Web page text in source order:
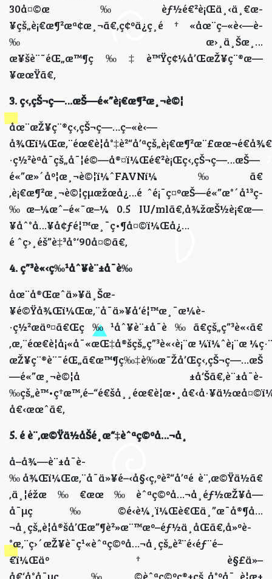
30å¤©æ‰èƒ½é€²è¡Œä¸‹ä¸€æ­
¥çš„è¡€æ¶²æª¢æ¸¬ã€‚ç¢ºä¿ç¸é†«åœ¨ç–«è‹—è­
‰æ›¸ä¸Šæ¸…
æ¥šè¨˜éŒ„æ™¶ç‰‡è™Ÿç¢¼å’ŒæŽ¥ç¨®æ—
¥æœŸã€‚
3. ç‹‚çŠ¬ç—…æŠ—é«”è¡€æ¶²æ¸¬è©¦
åœ¨æŽ¥ç¨®ç‹‚çŠ¬ç—…ç–«è‹—
·ç½²èªå¯çš„å¯¦é©—å®¤ï¼Œé€²è¡Œç‹‚çŠ¬ç—…æŠ—
é«”æ»´åº¦æ¸¬è©¦ï¼ˆFAVNï¼‰ã€
‚è¡€æ¶²æ¸¬è©¦çµæžœå¿…é ˆé¡¯ç¤ºæŠ—é«”æ°´å¹³ç­
‰æ–¼æˆ–é«˜æ–¼ 0.5 IU/mlã€‚å¾žæŠ½è¡€æ—
¥åˆ°å…¥å¢ƒé¦™æ¸¯ç•¶å¤©ï¼Œå¿…
é ˆç›¸éš”è‡³å°‘90å¤©ã€‚
4. ç”³è«‹ç‰¹åˆ¥è¨±å¯è­‰
åœ¨å®Œæˆä»¥ä¸Šæ­
¥é©Ÿå¾Œï¼Œæ‚¨å¯ä»¥å‘é¦™æ¸¯æ¼è­
·ç½²æäº¤ã€Œç‰¹åˆ¥è¨±å¯è­‰ã€çš„ç”³è«‹ã€
‚æ‚¨éœ€è¦å¡«å¯«æŒ‡å®šçš„ç”³è«‹è¡¨æ ¼ï¼ˆè¡¨æ
æŽ¥ç¨®è¨˜éŒ„ã€æ™¶ç‰‡è­‰æ˜Žå’Œç‹‚çŠ¬ç—…æŠ
—é«”æ¸¬è©¦å ±å‘Šã€‚è¨±å¯è­
å€‹æœˆã€‚
5. é è¨‚æ©Ÿä½åŠé¸æ“‡èˆªç©ºå…¬å¸
å–å¾—è¨±å¯è­
‰å¾Œï¼Œæ‚¨å¯ä»¥é–‹å§‹ç‚ºè²“å’ªé è¨‚æ©Ÿä½ã€
‚ä¸¦éžæ‰€æœ‰èˆªç©ºå…¬å¸éƒ½æŽ¥å—
å¯µç‰©é‹è¼¸ï¼Œè€Œä¸”æ¯å®¶å…
¬å¸çš„è¦å®šå’Œæ”¶è²»æ¨™æº–éƒ½ä¸åŒã€‚å»ºè­
°æ‚¨ç›´æŽ¥è¯ç¹«èˆªç©ºå…¬å¸çš„è²¨é‹éƒ¨é–
€ï¼Œäº†è§£ä»–
å€‘å°å¯µç‰©èˆªç©ºç®±çš„å°ºå¯¸è¦æ±